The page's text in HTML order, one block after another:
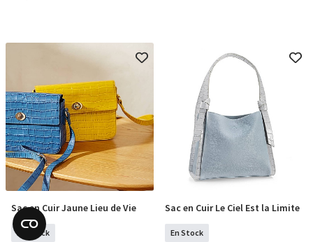
COMMANDER
Sac en Cuir Jaune Lieu de Vie
En Stock
COMMANDER
Sac en Cuir Le Ciel Est la Limite
En Stock